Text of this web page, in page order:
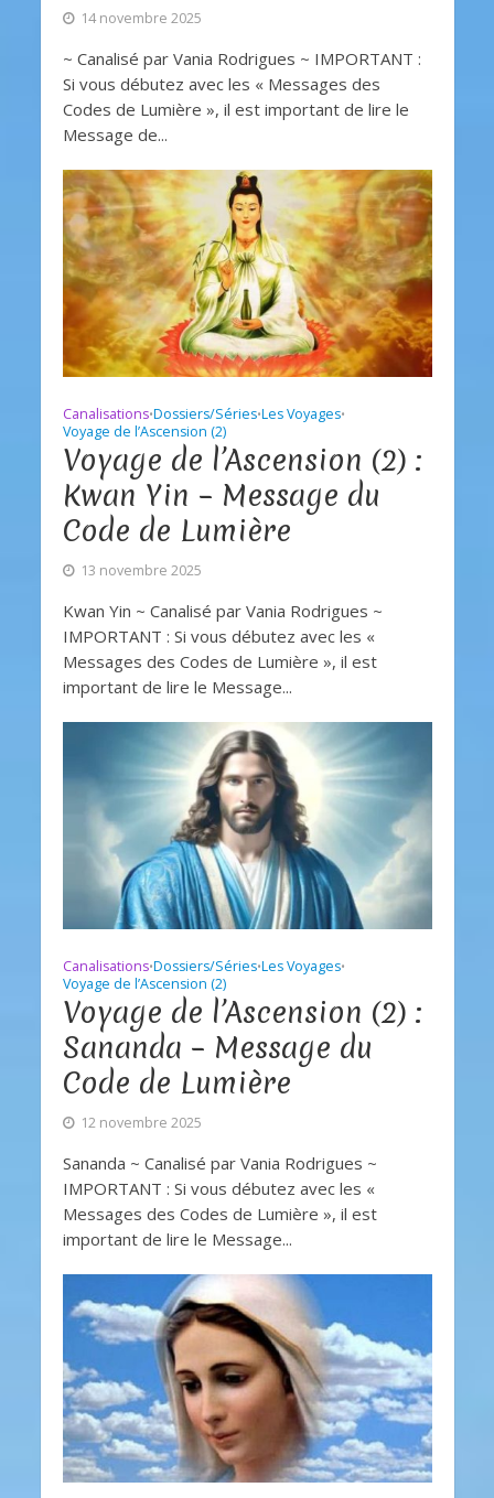
14 novembre 2025
~ Canalisé par Vania Rodrigues ~ IMPORTANT :
Si vous débutez avec les « Messages des
Codes de Lumière », il est important de lire le
Message de...
Canalisations•Dossiers/Séries•Les Voyages•
Voyage de l’Ascension (2)
Voyage de l’Ascension (2) :
Kwan Yin – Message du
Code de Lumière
13 novembre 2025
Kwan Yin ~ Canalisé par Vania Rodrigues ~
IMPORTANT : Si vous débutez avec les «
Messages des Codes de Lumière », il est
important de lire le Message...
Canalisations•Dossiers/Séries•Les Voyages•
Voyage de l’Ascension (2)
Voyage de l’Ascension (2) :
Sananda – Message du
Code de Lumière
12 novembre 2025
Sananda ~ Canalisé par Vania Rodrigues ~
IMPORTANT : Si vous débutez avec les «
Messages des Codes de Lumière », il est
important de lire le Message...